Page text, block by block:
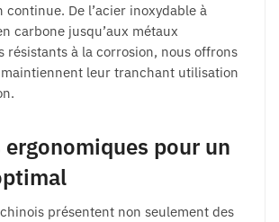
continue. De l’acier inoxydable à
carbone jusqu’aux métaux
résistants à la corrosion, nous offrons
leur tranchant utilisation
ergonomiques pour un
présentent non seulement des